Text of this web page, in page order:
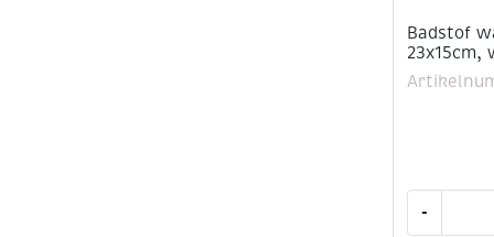
Badstof
23x15cm,
-